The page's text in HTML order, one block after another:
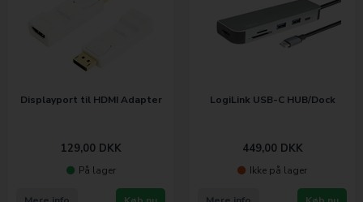
Displayport til HDMI Adapter
129,00 DKK
På lager
LogiLink USB-C HUB/Dock
449,00 DKK
Ikke på lager